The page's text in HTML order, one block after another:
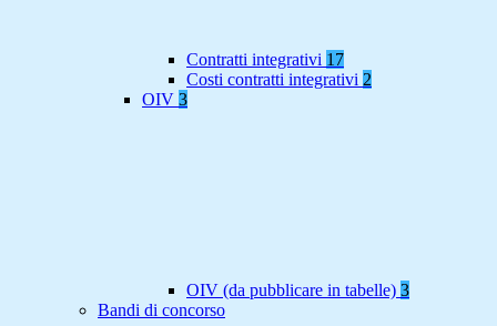
Contratti integrativi 17
Costi contratti integrativi 2
OIV 3
OIV (da pubblicare in tabelle) 3
Bandi di concorso